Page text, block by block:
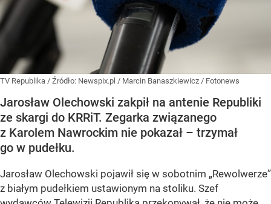
TV Republika / Źródło: Newspix.pl / Marcin Banaszkiewicz / Fotonews
Jarosław Olechowski zakpił na antenie Republiki
ze skargi do KRRiT. Zegarka związanego
z Karolem Nawrockim nie pokazał – trzymał
go w pudełku.
Jarosław Olechowski pojawił się w sobotnim „Rewolwerze”
z białym pudełkiem ustawionym na stoliku. Szef